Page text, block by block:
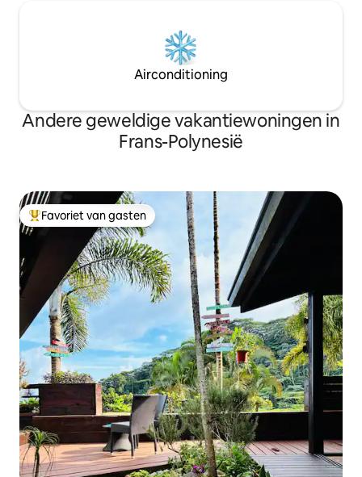
Airconditioning
Andere geweldige vakantiewoningen in
Frans-Polynesië
Topfavoriet van gasten
Favoriet van gasten